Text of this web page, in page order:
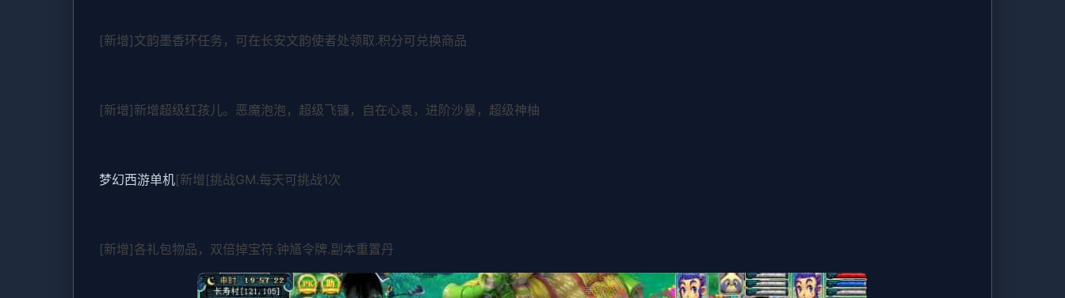
[新增]文韵墨香环任务，可在长安文韵使者处领取.积分可兑换商品
[新增]新增超级红孩儿。恶魔泡泡，超级飞镰，自在心袁，进阶沙暴，超级神柚
梦幻西游单机[新增[挑战GM.每天可挑战1次
[新增]各礼包物品，双倍掉宝符.钟馗令牌.副本重置丹